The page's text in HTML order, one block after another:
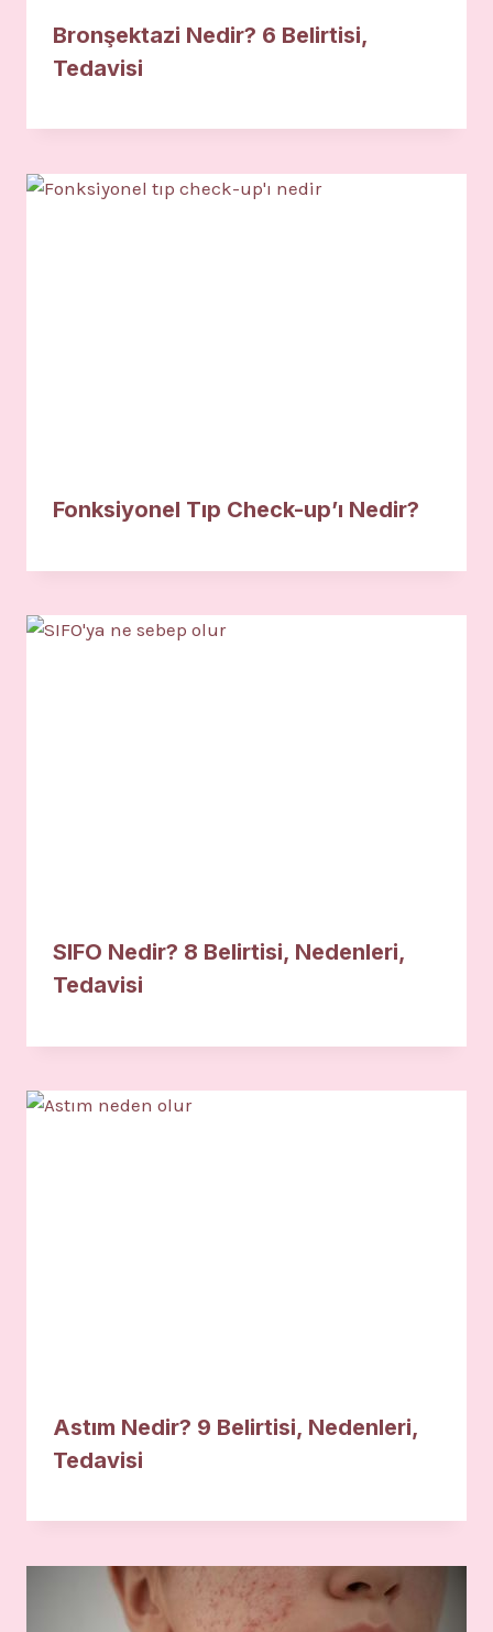
Bronşektazi Nedir? 6 Belirtisi,
Tedavisi
Fonksiyonel Tıp Check-up’ı Nedir?
SIFO Nedir? 8 Belirtisi, Nedenleri,
Tedavisi
Astım Nedir? 9 Belirtisi, Nedenleri,
Tedavisi